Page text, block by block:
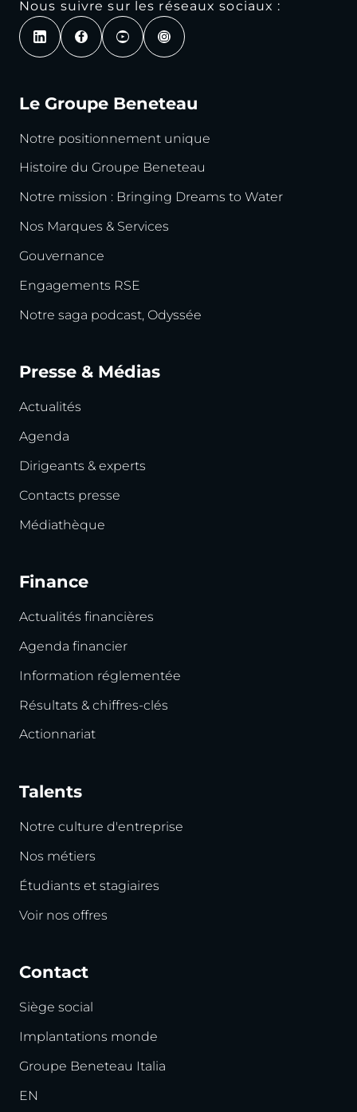
Nous suivre sur les réseaux sociaux :
Le Groupe Beneteau
Notre positionnement unique
Histoire du Groupe Beneteau
Notre mission : Bringing Dreams to Water
Nos Marques & Services
Gouvernance
Engagements RSE
Notre saga podcast, Odyssée
Presse & Médias
Actualités
Agenda
Dirigeants & experts
Contacts presse
Médiathèque
Finance
Actualités financières
Agenda financier
Information réglementée
Résultats & chiffres-clés
Actionnariat
Talents
Notre culture d'entreprise
Nos métiers
Étudiants et stagiaires
Voir nos offres
Contact
Siège social
Implantations monde
Groupe Beneteau Italia
EN